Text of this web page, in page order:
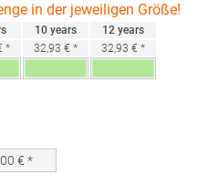
in der jeweiligen Größe!
*
10 years
32,93 € *
12 years
32,93 € *
€ *